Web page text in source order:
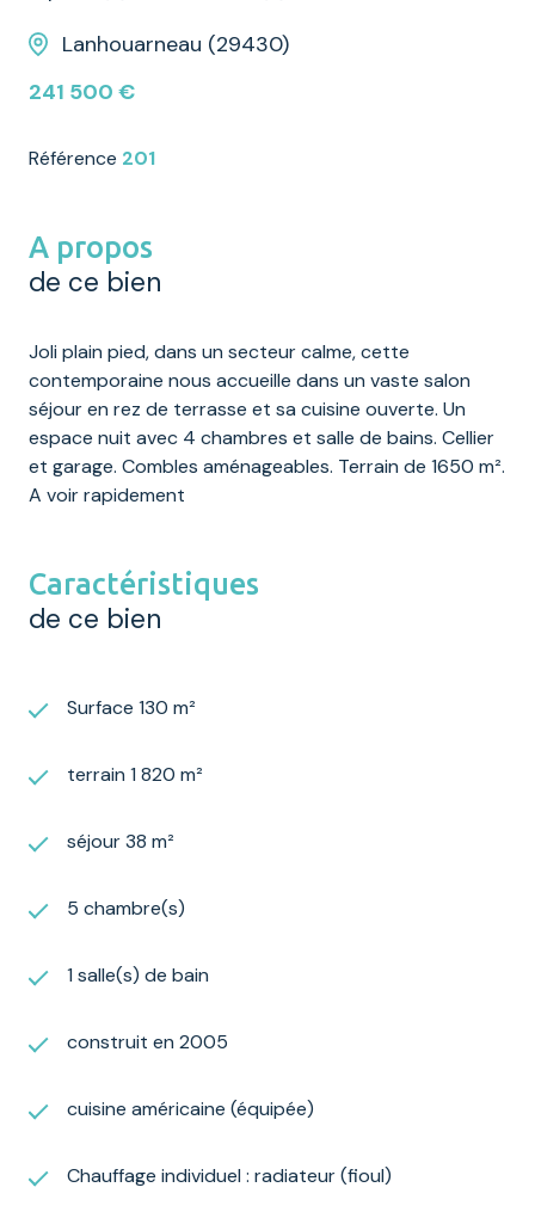
Lanhouarneau (29430)
241 500 €
Référence 201
A propos
de ce bien
Joli plain pied, dans un secteur calme, cette
contemporaine nous accueille dans un vaste salon
séjour en rez de terrasse et sa cuisine ouverte. Un
espace nuit avec 4 chambres et salle de bains. Cellier
et garage. Combles aménageables. Terrain de 1650 m².
A voir rapidement
Caractéristiques
de ce bien
Surface 130 m²
terrain 1 820 m²
séjour 38 m²
5 chambre(s)
1 salle(s) de bain
construit en 2005
cuisine américaine (équipée)
Chauffage individuel : radiateur (fioul)